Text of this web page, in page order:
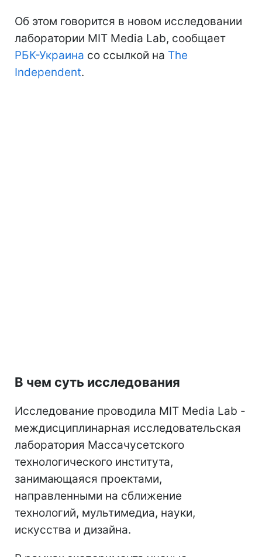
Об этом говорится в новом исследовании
лаборатории MIT Media Lab, сообщает
РБК-Украина со ссылкой на The
Independent.
В чем суть исследования
Исследование проводила MIT Media Lab -
междисциплинарная исследовательская
лаборатория Массачусетского
технологического института,
занимающаяся проектами,
направленными на сближение
технологий, мультимедиа, науки,
искусства и дизайна.